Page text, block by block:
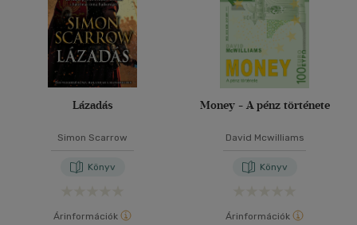
Lázadás
Simon Scarrow
Könyv
Árinformációk
Money - A pénz története
David Mcwilliams
Könyv
Árinformációk